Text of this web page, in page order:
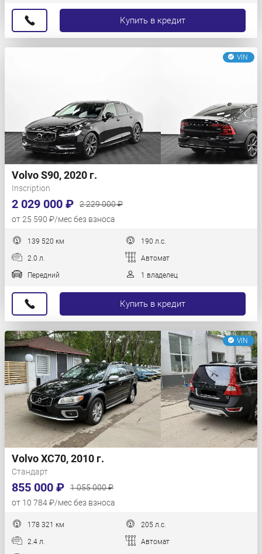
Купить в кредит
VIN
Volvo S90, 2020 г.
Inscription
2 029 000 ₽
2 229 000 ₽
от 25 590 ₽/мес без взноса
139 520 км 190 л.с.
2.0 л. Автомат
Передний 1 владелец
Купить в кредит
VIN
Volvo XC70, 2010 г.
Стандарт
855 000 ₽
1 055 000 ₽
от 10 784 ₽/мес без взноса
178 321 км 205 л.с.
2.4 л. Автомат